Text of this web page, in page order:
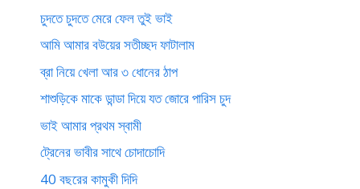
চুদতে চুদতে মেরে ফেল তুই ভাই
আমি আমার বউয়ের সতীচ্ছদ ফাটালাম
ব্রা নিয়ে খেলা আর ৩ ধোনের ঠাপ
শাশুড়িকে মাকে ডান্ডা দিয়ে যত জোরে পারিস চুদ
ভাই আমার প্রথম স্বামী
ট্রেনের ভাবীর সাথে চোদাচোদি
40 বছরের কামুকী দিদি